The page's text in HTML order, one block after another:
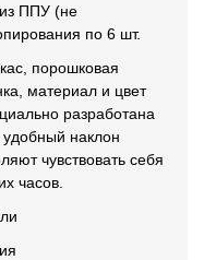
ППУ (не
по 6 шт.
порошковая
материал и цвет
разработана
наклон
чувствовать себя
часов.